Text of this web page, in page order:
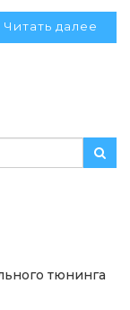
Читать далее
тюнинга